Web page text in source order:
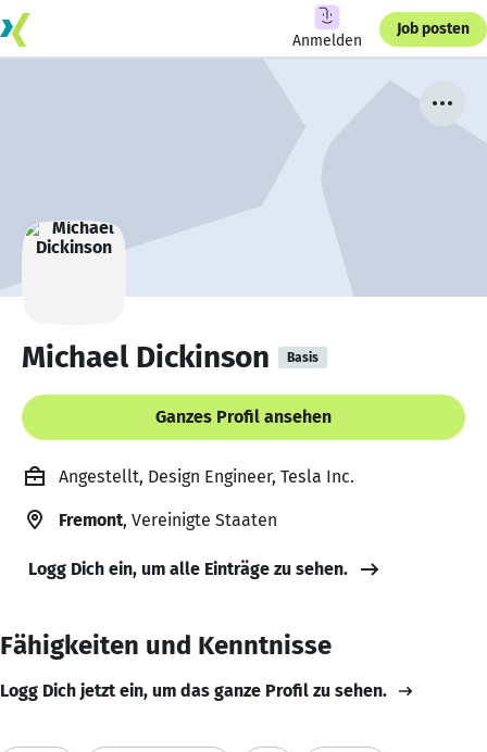
Anmelden
Job posten
Michael Dickinson Basis
Ganzes Profil ansehen
Angestellt, Design Engineer, Tesla Inc.
Fremont, Vereinigte Staaten
Logg Dich ein, um alle Einträge zu sehen.
Fähigkeiten und Kenntnisse
Logg Dich jetzt ein, um das ganze Profil zu sehen.